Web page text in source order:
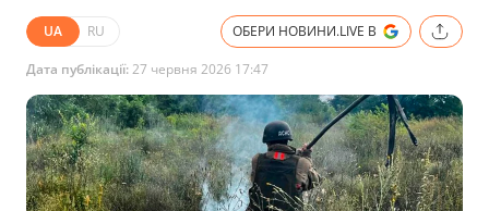
UA RU ОБЕРИ НОВИНИ.LIVE В
Дата публікації:27 червня 2026 17:47